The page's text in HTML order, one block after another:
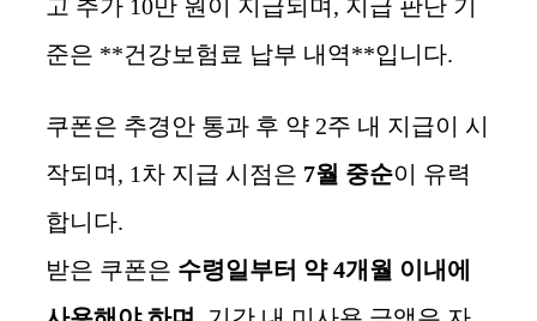
고 추가 10만 원이 지급되며, 지급 판단 기
준은 **건강보험료 납부 내역**입니다.
쿠폰은 추경안 통과 후 약 2주 내 지급이 시
작되며, 1차 지급 시점은 7월 중순이 유력
합니다.
받은 쿠폰은 수령일부터 약 4개월 이내에